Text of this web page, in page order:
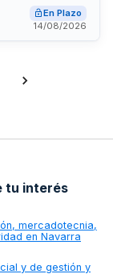
de
técnicos
En Plazo
14/08/2026
tu interés
mercadotecnia,
en Navarra
y de gestión y